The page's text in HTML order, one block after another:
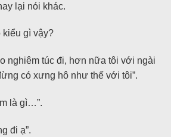
lại nói khác.
gì vậy?
nghiêm túc đi, hơn nữa tôi với ngài
có xưng hô như thế với tôi”.
là gì…”.
đi ạ”.